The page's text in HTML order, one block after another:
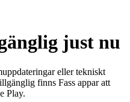
just nu
eller tekniskt
finns Fass appar att
Play.